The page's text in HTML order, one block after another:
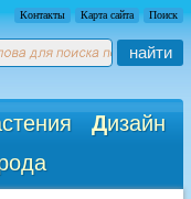
Контакты Карта сайта Поиск
найти
Дизайн